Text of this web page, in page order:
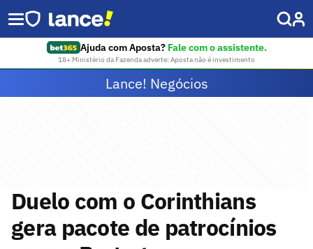
Ajuda com Aposta? Fale com o assistente.
18+ Ministério da Fazenda adverte: Aposta não é investimento
Lance! Negócios
Duelo com o Corinthians
gera pacote de patrocínios